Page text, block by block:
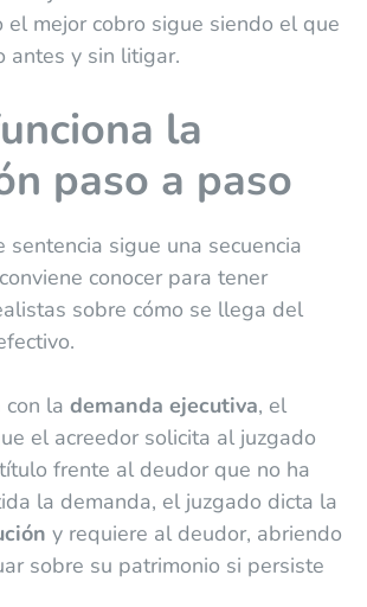
el mejor cobro sigue siendo el que
antes y sin litigar.
la
paso a paso
sentencia sigue una secuencia
conocer para tener
sobre cómo se llega del
con la demanda ejecutiva, el
el acreedor solicita al juzgado
frente al deudor que no ha
la demanda, el juzgado dicta la
y requiere al deudor, abriendo
sobre su patrimonio si persiste